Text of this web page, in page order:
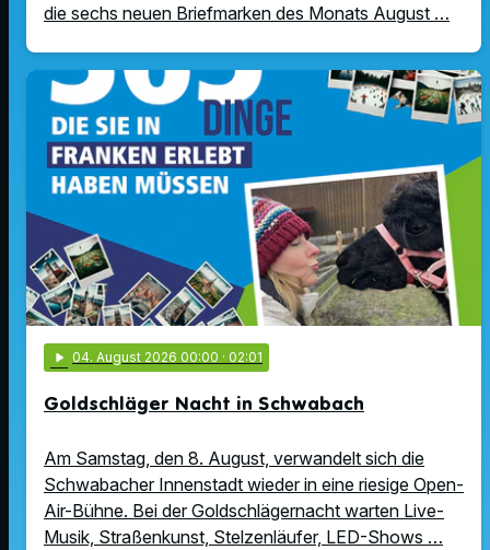
die sechs neuen Briefmarken des Monats August …
play_arrow 04. August 2026 00:00 · 02:01
Goldschläger Nacht in Schwabach
Am Samstag, den 8. August, verwandelt sich die
Schwabacher Innenstadt wieder in eine riesige Open-
Air-Bühne. Bei der Goldschlägernacht warten Live-
Musik, Straßenkunst, Stelzenläufer, LED-Shows …